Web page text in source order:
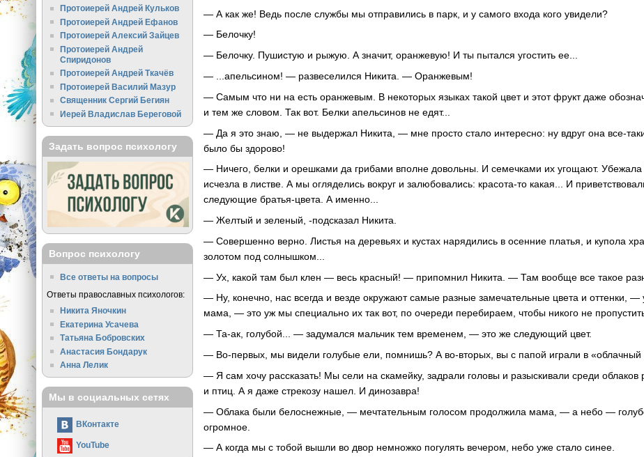
— А как же! Ведь после службы мы отправились в парк, и у самого входа кого увидели?
— Белочку!
— Белочку. Пушистую и рыжую. А значит, оранжевую! И ты пытался угостить ее...
— ...апельсином! — развеселился Никита. — Оранжевым!
— Самым что ни на есть оранжевым. В некоторых языках такой цвет и этот фрукт даже
и тем же словом. Так вот. Белки апельсинов не едят...
— Да я это знаю, — не выдержал Никита, — мне просто стало интересно: ну вдруг она все-
было бы здорово!
— Ничего, белки и орешками да грибами вполне довольны. И семечками их угощают. Убежала
исчезла в листве. А мы огляделись вокруг и залюбовались: красота-то какая... И
следующие братья-цвета. А именно...
— Желтый и зеленый, -подсказал Никита.
— Совершенно верно. Листья на деревьях и кустах нарядились в осенние платья, и купола
золотом под солнышком...
— Ух, какой там был клен — весь красный! — припомнил Никита. — Там вообще все такое
— Ну, конечно, нас всегда и везде окружают самые разные замечательные цвета и оттенки, —
мама, — это уж мы специально их так вот, по очереди перебираем, чтобы никого не
— Та-ак, голубой... — задумался мальчик тем временем, — это же следующий цвет.
— Во-первых, мы видели голубые ели, помнишь? А во-вторых, вы с папой играли в «облачный
— Я сам хочу рассказать! Мы сели на скамейку, задрали головы и разыскивали среди облаков
и птиц. А я даже стрекозу нашел. И динозавра!
— Облака были белоснежные, — мечтательным голосом продолжила мама, — а небо —
огромное.
— А когда мы с тобой вышли во двор немножко погулять вечером, небо уже стало синее.
Протоиерей Андрей Кульков
Протоиерей Андрей Ефанов
Протоиерей Алексий Зайцев
Протоиерей Андрей
Спиридонов
Протоиерей Андрей Ткачёв
Протоиерей Василий Мазур
Священник Сергий Бегиян
Иерей Владислав Береговой
Задать вопрос психологу
Вопрос психологу
Все ответы на вопросы
Ответы православных психологов:
Никита Яночкин
Екатерина Усачева
Татьяна Бобровских
Анастасия Бондарук
Анна Лелик
Мы в социальных сетях
ВКонтакте
YouTube